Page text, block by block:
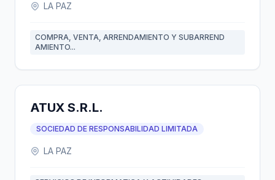
LA PAZ
COMPRA, VENTA, ARRENDAMIENTO Y SUBARREND
AMIENTO...
ATUX S.R.L.
SOCIEDAD DE RESPONSABILIDAD LIMITADA
LA PAZ